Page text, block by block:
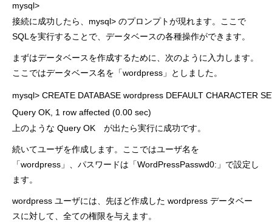
mysql>
接続に成功したら、mysql> のプロンプトが現れます。ここで
SQLを実行することで、データベースの各種操作ができます。
まずはデータベースを作成するために、次のように入力します。
ここではデータベース名を「wordpress」としました。
mysql> CREATE DATABASE wordpress DEFAULT CHARACTER
Query OK, 1 row affected (0.00 sec)
上のような Query OK が出たら実行に成功です。
続いてユーザを作成します。ここではユーザ名を
「wordpress」、パスワードは「WordPressPasswd0: 」で設定し
ます。
wordpress ユーザには、先ほど作成した wordpress データベー
スに対して、全ての権限を与えます。